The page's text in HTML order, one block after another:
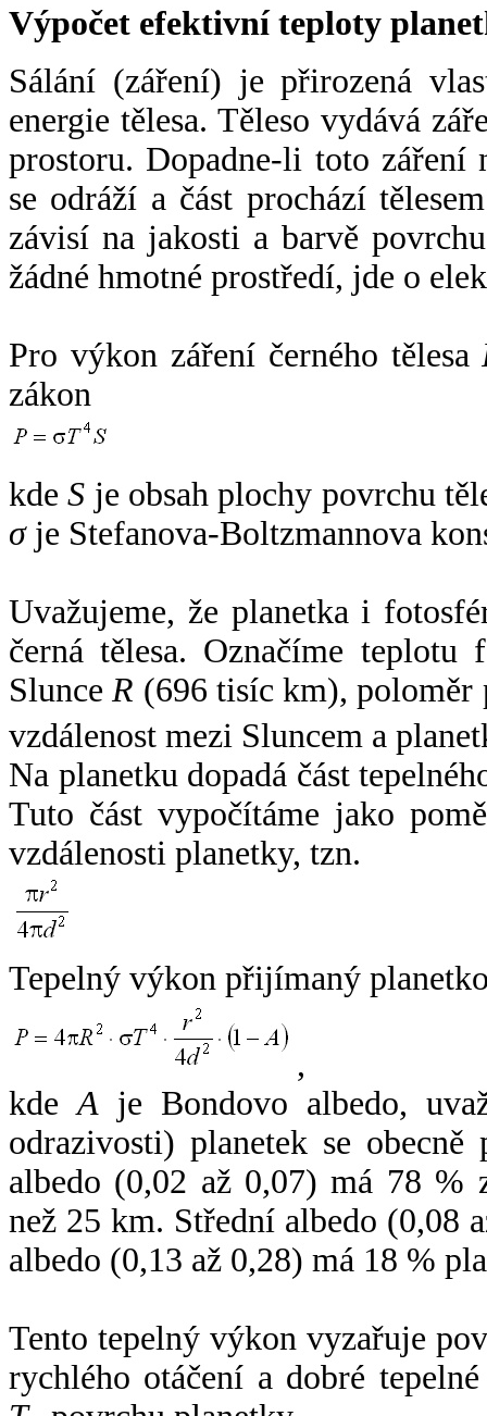
Výpočet efektivní teploty
Sálání (záření) je přirozená
energie tělesa. Těleso vydává
prostoru. Dopadne-li toto záření
se odráží a část prochází
závisí na jakosti a barvě
žádné hmotné prostředí, jde o
Pro výkon záření černého tělesa
zákon
kdeS je obsah plochy povrchu
σje Stefanova-Boltzmannova
Uvažujeme, že planetka i
černá tělesa. Označíme
SlunceR (696 tisíc km),
vzdálenost mezi Sluncem a
Na planetku dopadá část
Tuto část vypočítáme jako
vzdálenosti planetky, tzn.
Tepelný výkon přijímaný
,
kdeA je Bondovo albedo,
odrazivosti) planetek se
albedo (0,02 až 0,07) má 78 %
než 25 km. Střední albedo (0,08
albedo (0,13 až 0,28) má 18 %
Tento tepelný výkon vyzařuje
rychlého otáčení a dobré